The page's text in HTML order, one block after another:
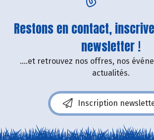
Restons en contact,
newsletter !
....et retrouvez nos offres, nos
actualités.
Inscription